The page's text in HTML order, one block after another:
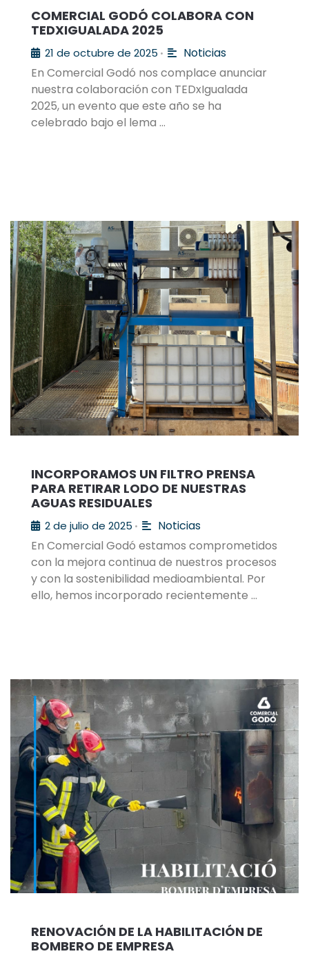
COMERCIAL GODÓ COLABORA CON
TEDXIGUALADA 2025
21 de octubre de 2025 •
Noticias
En Comercial Godó nos complace anunciar
nuestra colaboración con TEDxIgualada
2025, un evento que este año se ha
celebrado bajo el lema …
INCORPORAMOS UN FILTRO PRENSA
PARA RETIRAR LODO DE NUESTRAS
AGUAS RESIDUALES
2 de julio de 2025 •
Noticias
En Comercial Godó estamos comprometidos
con la mejora continua de nuestros procesos
y con la sostenibilidad medioambiental. Por
ello, hemos incorporado recientemente …
RENOVACIÓN DE LA HABILITACIÓN DE
BOMBERO DE EMPRESA